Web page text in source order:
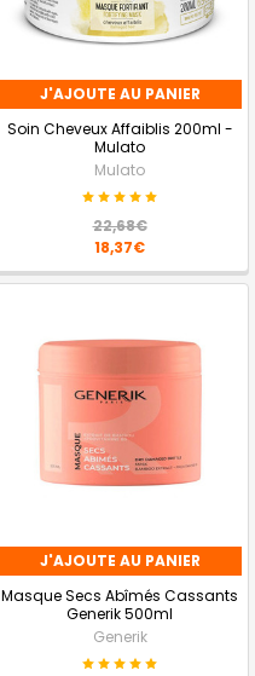
J'AJOUTE AU PANIER
Soin Cheveux Affaiblis 200ml -
Mulato
Mulato
22,68€
18,37€
J'AJOUTE AU PANIER
Masque Secs Abîmés Cassants
Generik 500ml
Generik